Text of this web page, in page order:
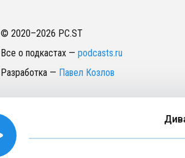
© 2020–2026 PC.ST
Все о подкастах — podcasts.ru
Разработка — Павел Козлов